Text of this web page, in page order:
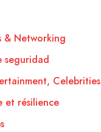
& Networking
seguridad
Celebrities
et résilience